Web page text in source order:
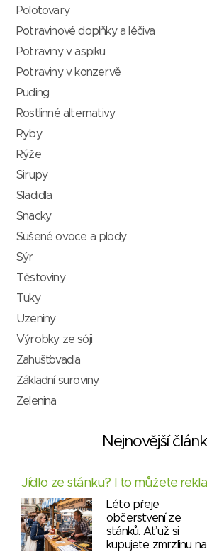
Polotovary
Potravinové doplňky a léčiva
Potraviny v aspiku
Potraviny v konzervě
Puding
Rostlinné alternativy
Ryby
Rýže
Sirupy
Sladidla
Snacky
Sušené ovoce a plody
Sýr
Těstoviny
Tuky
Uzeniny
Výrobky ze sóji
Zahušťovadla
Základní suroviny
Zelenina
Nejnovější
Jídlo ze stánku? I to můžete
Léto přeje
občerstvení ze
stánků. Ať už si
kupujete zmrzlinu na